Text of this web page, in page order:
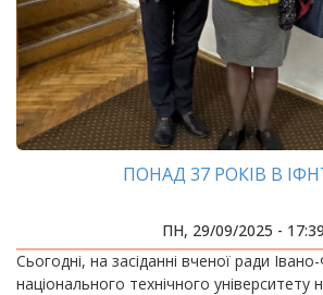
ПОНАД 37 РОКІВ В
ПН, 29/09/2025 - 17:39
Сьогодні, на засіданні вченої ради
національного технічного університету